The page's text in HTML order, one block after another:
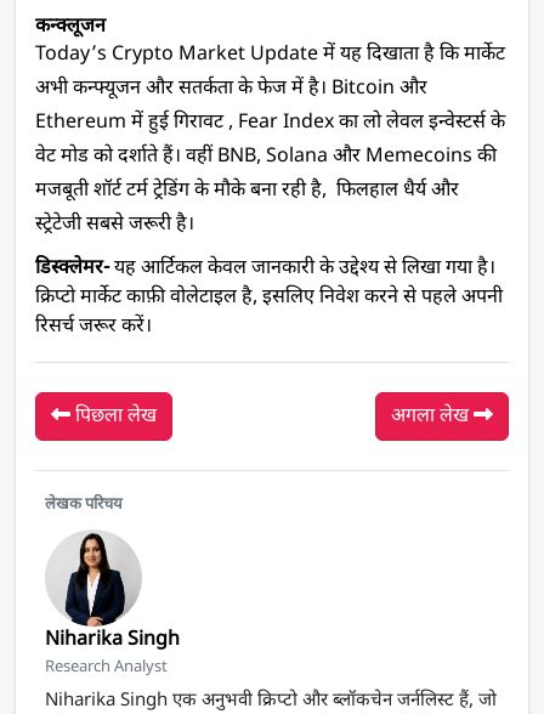
कन्क्लूजन
Today’s Crypto Market Update में यह दिखाता है कि मार्केट
अभी कन्फ्यूजन और सतर्कता के फेज में है। Bitcoin और
Ethereum में हुई गिरावट , Fear Index का लो लेवल इन्वेस्टर्स के
वेट मोड को दर्शाते हैं। वहीं BNB, Solana और Memecoins की
मजबूती शॉर्ट टर्म ट्रेडिंग के मौके बना रही है,  फिलहाल धैर्य और
स्ट्रेटेजी सबसे जरूरी है।
डिस्क्लेमर- यह आर्टिकल केवल जानकारी के उद्देश्य से लिखा गया है।
क्रिप्टो मार्केट काफ़ी वोलेटाइल है, इसलिए निवेश करने से पहले अपनी
रिसर्च जरूर करें।
पिछला लेख अगला लेख
लेखक परिचय
Niharika Singh
Research Analyst
Niharika Singh एक अनुभवी क्रिप्टो और ब्लॉकचेन जर्नलिस्ट हैं, जो